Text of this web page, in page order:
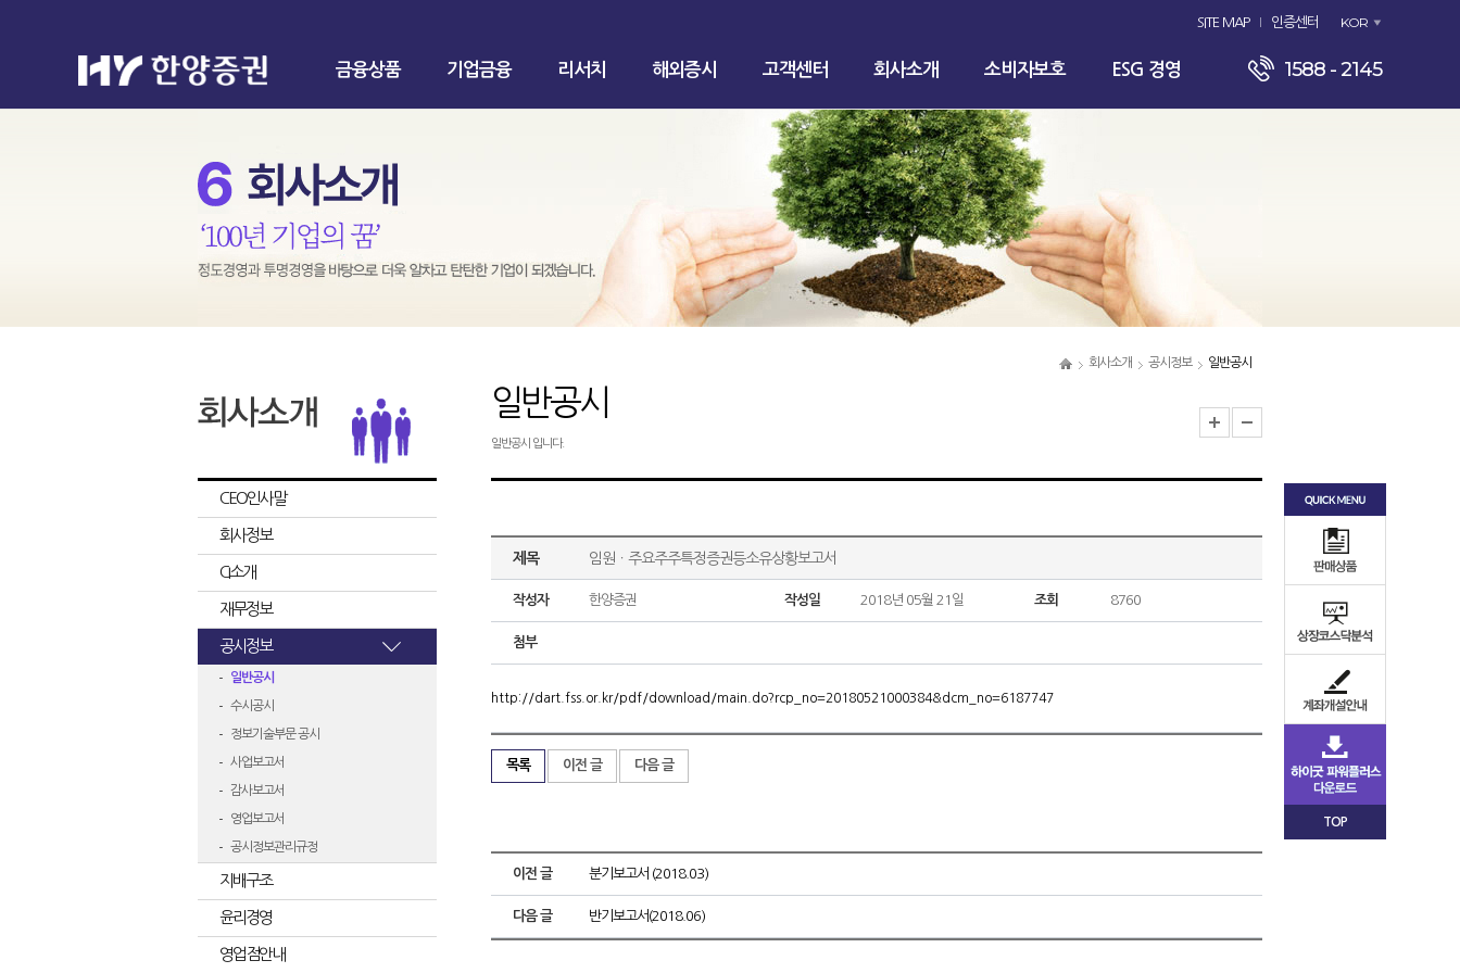
SITE MAP 인증센터 KOR
금융상품 기업금융 리서치 해외증시 고객센터 회사소개 소비자보호 ESG 경영 1588 - 2145
회사소개 공시정보 일반공시
CEO인사말
회사정보
CI소개
재무정보
공시정보
일반공시
수시공시
정보기술부문 공시
사업보고서
감사보고서
영업보고서
공시정보관리규정
지배구조
윤리경영
영업점안내
일반공시
일반공시 입니다.
제목 임원ㆍ주요주주특정증권등소유상황보고서
작성자 한양증권 작성일 2018년 05월 21일 조회 8760
첨부
http://dart.fss.or.kr/pdf/download/main.do?rcp_no=20180521000384&dcm_no=6187747
목록 이전 글 다음 글
이전 글 분기보고서 (2018.03)
다음 글 반기보고서(2018.06)
TOP